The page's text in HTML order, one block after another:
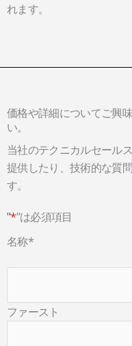
れます。
価格や詳細についてご興
い。
当社のテクニカルセール
提供したり、技術的な質
す。
"*"は必須項目
名称*
ファースト